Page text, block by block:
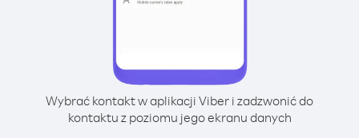
Wybrać kontakt w aplikacji Viber i zadzwonić do
kontaktu z poziomu jego ekranu danych